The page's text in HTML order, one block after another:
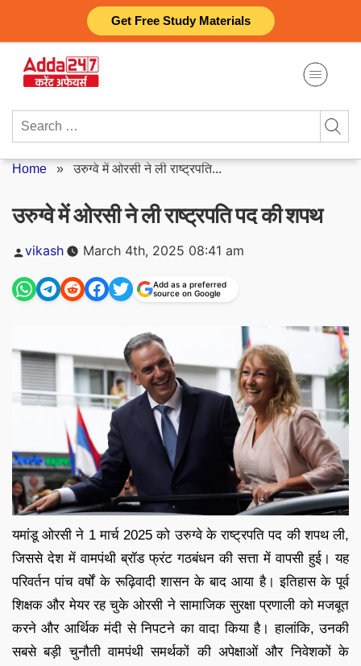
Get Free Study Materials
content
Search
Home »उरुग्वे में ओरसी ने ली राष्ट्रपति...
उरुग्वे में ओरसी ने ली राष्ट्रपति पद की शपथ
Posted
vikash March 4th, 2025 08:41 am
Add as a preferred
source on Google
यमांडू ओरसी ने 1 मार्च 2025 को उरुग्वे के राष्ट्रपति पद की शपथ ली,
जिससे देश में वामपंथी ब्रॉड फ्रंट गठबंधन की सत्ता में वापसी हुई। यह
परिवर्तन पांच वर्षों के रूढ़िवादी शासन के बाद आया है। इतिहास के पूर्व
शिक्षक और मेयर रह चुके ओरसी ने सामाजिक सुरक्षा प्रणाली को मजबूत
करने और आर्थिक मंदी से निपटने का वादा किया है। हालांकि, उनकी
सबसे बड़ी चुनौती वामपंथी समर्थकों की अपेक्षाओं और निवेशकों के